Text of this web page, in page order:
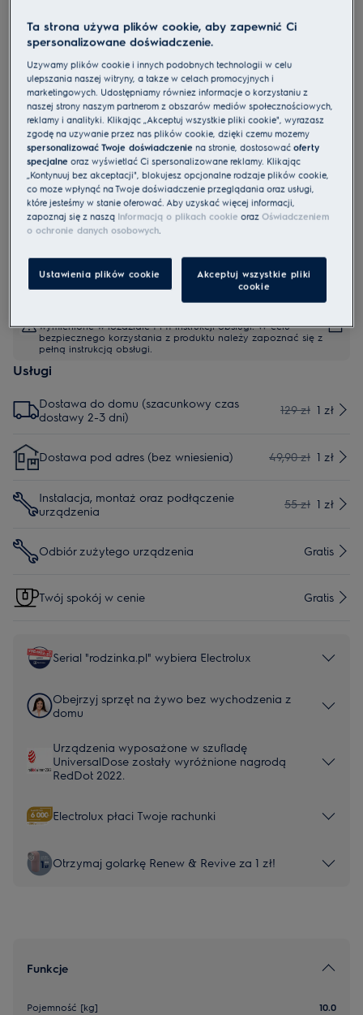
4.9 (72)
Karta informacyjna UE
Cechy
Skuteczne i szybkie pranie w temperaturze 30°C
UltraQuick 59 min to szybki i skuteczny program do codziennego
stosowania.
UniversalDose® aktywuje kapsułki PODS® o 60% szybciej*
Instrukcje bezpieczeństwa i ostrzeżenia dotyczące
wymienione w rozdziale I i II instrukcji obsługi. W celu
bezpiecznego korzystania z produktu należy zapoznać się z
pełną instrukcją obsługi.
Usługi
Dostawa do domu (szacunkowy czas
dostawy 2-3 dni)
129 zł 1 zł
Dostawa pod adres (bez wniesienia) 49,90 zł 1 zł
Instalacja, montaż oraz podłączenie
urządzenia
55 zł 1 zł
Odbiór zużytego urządzenia Gratis
Twój spokój w cenie Gratis
Serial "rodzinka.pl" wybiera Electrolux
Obejrzyj sprzęt na żywo bez wychodzenia z
domu
Urządzenia wyposażone w szufladę
UniversalDose zostały wyróżnione nagrodą
RedDot 2022.
Electrolux płaci Twoje rachunki
Otrzymaj golarkę Renew & Revive za 1 zł!
Funkcje
Pojemność [kg] 10.0
Ta strona używa plików cookie, aby zapewnić Ci
spersonalizowane doświadczenie.
Używamy plików cookie i innych podobnych technologii w celu
ulepszania naszej witryny, a także w celach promocyjnych i
marketingowych. Udostępniamy również informacje o korzystaniu z
naszej strony naszym partnerom z obszarów mediów społecznościowych,
reklamy i analityki. Klikając „Akceptuj wszystkie pliki cookie", wyrażasz
zgodę na używanie przez nas plików cookie, dzięki czemu możemy
spersonalizować Twoje doświadczenie na stronie, dostosowaćoferty
specjalne oraz wyświetlać Ci spersonalizowane reklamy. Klikając
„Kontynuuj bez akceptacji", blokujesz opcjonalne rodzaje plików cookie,
co może wpłynąć na Twoje doświadczenie przeglądania oraz usługi,
które jesteśmy w stanie oferować. Aby uzyskać więcej informacji,
zapoznaj się z naszą Informacją o plikach cookie orazOświadczeniem
o ochronie danych osobowych.
Ustawienia plików cookie
Akceptuj wszystkie pliki
cookie